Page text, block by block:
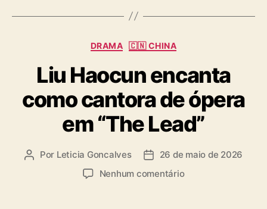
C
t
e
g
o
r
i
DRAMA 🇨🇳 CHINA
Liu Haocun encanta
como cantora de ópera
em “The Lead”
A Por Leticia Goncalves
D 26 de maio de 2026
Nenhum comentárioe